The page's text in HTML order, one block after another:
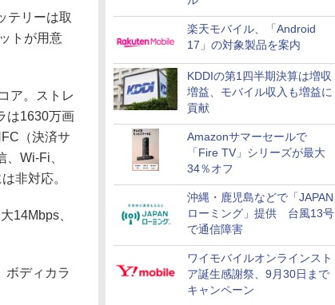
楽天モバイル、「Android
17」の対象製品を案内
KDDIの第1四半期決算は増収
増益、モバイル収入も増益に
貢献
Amazonサマーセールで
「Fire TV」シリーズが最大
34％オフ
沖縄・鹿児島などで「JAPAN
ローミング」提供 台風13号
で通信障害
ワイモバイルオンラインスト
ア誕生感謝祭、9月30日まで
キャンペーン
テリーは取
トが用意
ア。ストレ
は1630万画
（決済サ
Wi-Fi、
非対応。
14Mbps、
ボディカラ